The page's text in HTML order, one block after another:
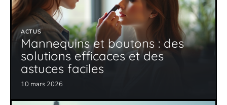
ACTUS
Mannequins et boutons : des
solutions efficaces et des
astuces faciles
10 mars 2026